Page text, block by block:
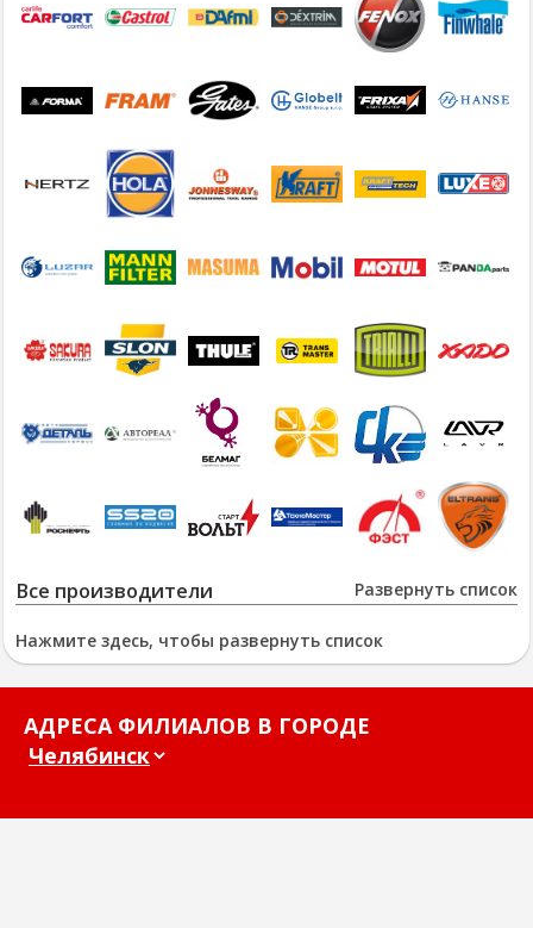
Развернуть список
Все производители
Нажмите здесь, чтобы развернуть список
АДРЕСА ФИЛИАЛОВ В ГОРОДЕ